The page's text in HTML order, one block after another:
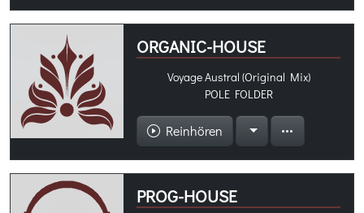
ORGANIC-HOUSE
Voyage Austral (Original Mix)
POLE FOLDER
Reinhören
PROG-HOUSE